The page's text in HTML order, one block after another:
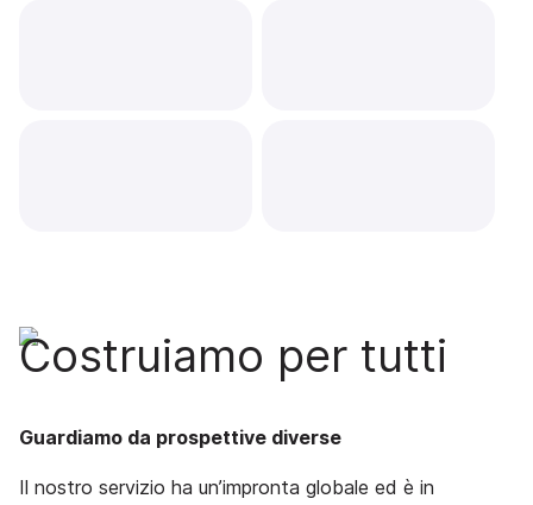
Costruiamo per tutti
Guardiamo da prospettive diverse
Il nostro servizio ha un’impronta globale ed è in